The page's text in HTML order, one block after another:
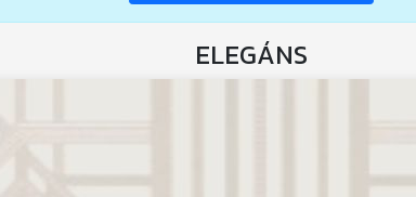
ELEGÁNS